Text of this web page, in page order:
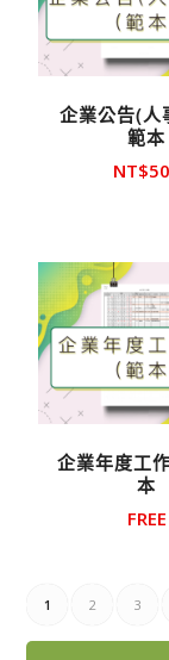
企業公告(人
範本
NT$
企業年度工
本
FREE
1 2 3